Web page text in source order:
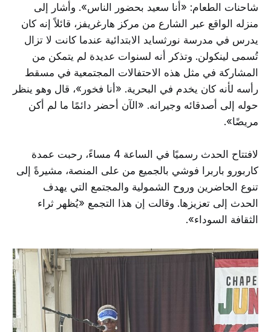
شاحنات الطعام: «أنا سعيد بحضور الناس». وأشار إلى
منزله الواقع عبر الشارع من مركز هارغريفز، قائلاً إنه كان
يدرس في مدرسة نورثسايد الابتدائية عندما كانت لا تزال
تُسمى لينكولن. وتذكر أنه لسنوات عديدة لم يتمكن من
المشاركة في مثل هذه الاحتفالات المجتمعية في مسقط
رأسه لأنه كان يخدم في البحرية. «أنا فخور»، قال وهو ينظر
حوله إلى أصدقائه وجيرانه. «الآن أحضر دائمًا ما لم أكن
مريضًا».
لافتتاح الحدث رسميًا في الساعة 4 مساءً، رحبت عمدة
كاربورو باربرا فوشي بالجميع من على المنصة، مشيرةً إلى
تنوع الحاضرين وروح الشمولية والمجتمع التي يهدف
الحدث إلى تعزيزها. وقالت إن هذا التجمع «يُظهر ثراء
الثقافة السوداء».